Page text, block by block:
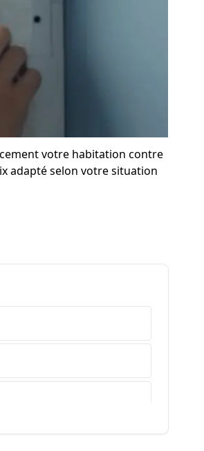
votre habitation contre
adapté selon votre situation